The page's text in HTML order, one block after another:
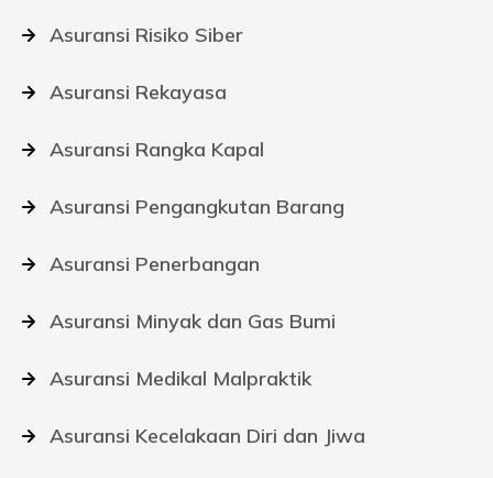
Asuransi Risiko Siber
Asuransi Rekayasa
Asuransi Rangka Kapal
Asuransi Pengangkutan Barang
Asuransi Penerbangan
Asuransi Minyak dan Gas Bumi
Asuransi Medikal Malpraktik
Asuransi Kecelakaan Diri dan Jiwa